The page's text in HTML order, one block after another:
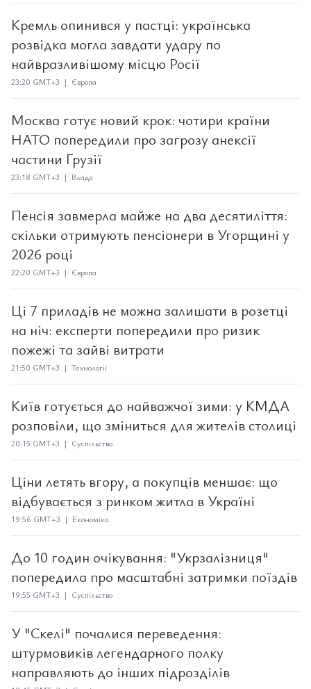
Кремль опинився у пастці: українська
розвідка могла завдати удару по
найвразливішому місцю Росії
23:20 GMT+3 | Європа
Москва готує новий крок: чотири країни
НАТО попередили про загрозу анексії
частини Грузії
23:18 GMT+3 | Влада
Пенсія завмерла майже на два десятиліття:
скільки отримують пенсіонери в Угорщині у
2026 році
22:20 GMT+3 | Європа
Ці 7 приладів не можна залишати в розетці
на ніч: експерти попередили про ризик
пожежі та зайві витрати
21:50 GMT+3 | Технології
Київ готується до найважчої зими: у КМДА
розповіли, що зміниться для жителів столиці
20:15 GMT+3 | Суспільство
Ціни летять вгору, а покупців меншає: що
відбувається з ринком житла в Україні
19:56 GMT+3 | Економіка
До 10 годин очікування: "Укрзалізниця"
попередила про масштабні затримки поїздів
19:55 GMT+3 | Суспільство
У "Скелі" почалися переведення:
штурмовиків легендарного полку
направляють до інших підрозділів